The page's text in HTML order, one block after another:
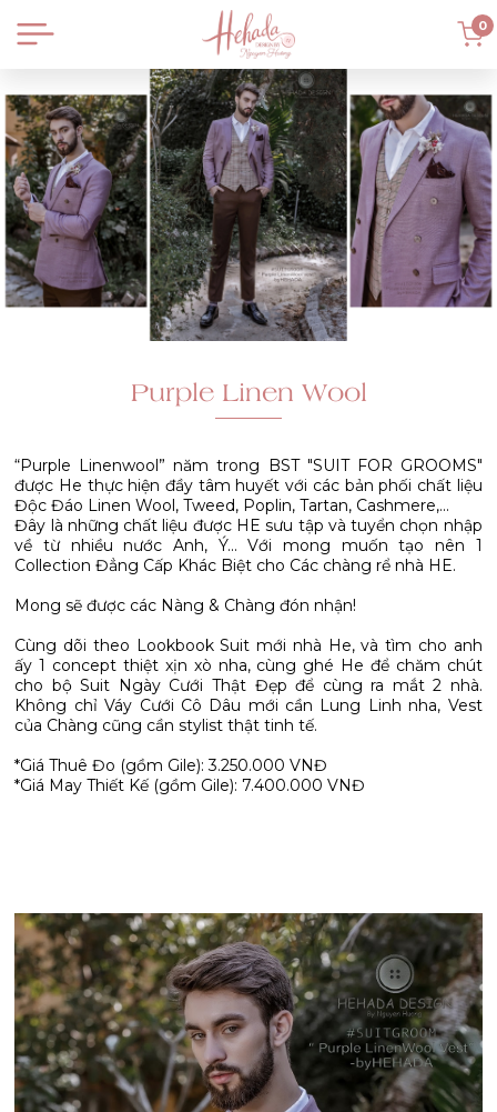
0
Purple Linen Wool
“Purple Linenwool” năm trong BST "SUIT FOR GROOMS"
được He thực hiện đầy tâm huyết với các bản phối chất liệu
Độc Đáo Linen Wool, Tweed, Poplin, Tartan, Cashmere,...
Đây là những chất liệu được HE sưu tập và tuyển chọn nhập
về từ nhiều nước Anh, Ý... Với mong muốn tạo nên 1
Collection Đẳng Cấp Khác Biệt cho Các chàng rể nhà HE.
Mong sẽ được các Nàng & Chàng đón nhận!
Cùng dõi theo Lookbook Suit mới nhà He, và tìm cho anh
ấy 1 concept thiệt xịn xò nha, cùng ghé He để chăm chút
cho bộ Suit Ngày Cưới Thật Đẹp để cùng ra mắt 2 nhà.
Không chỉ Váy Cưới Cô Dâu mới cần Lung Linh nha, Vest
của Chàng cũng cần stylist thật tinh tế.
*Giá Thuê Đo (gồm Gile): 3.250.000 VNĐ